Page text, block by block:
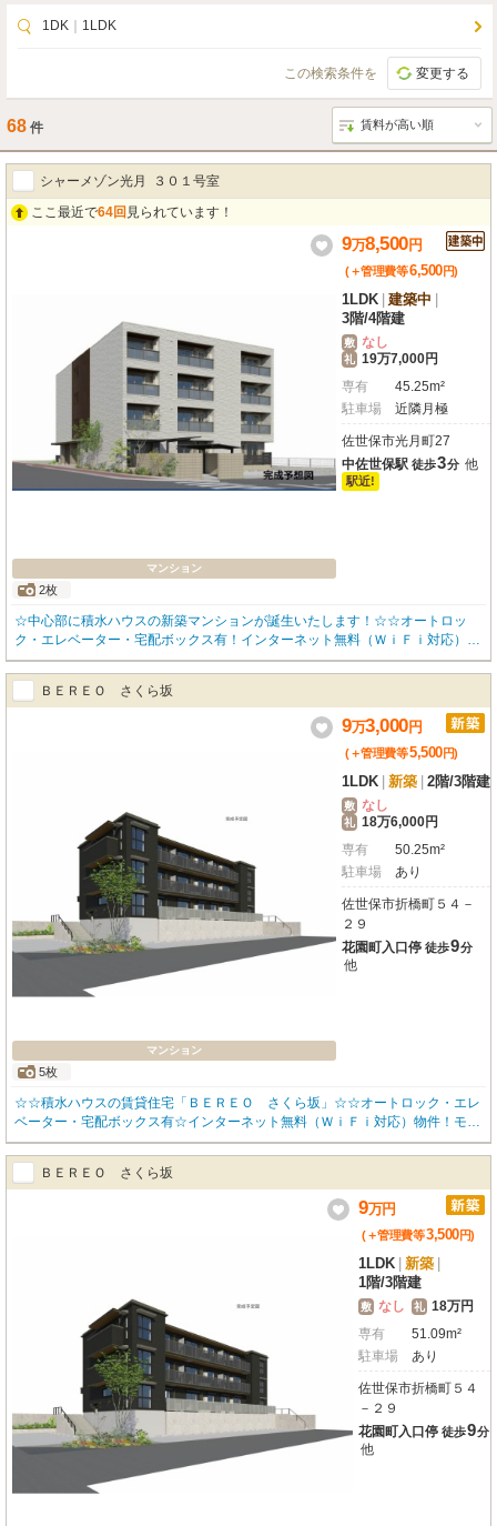
1DK 1LDK
この検索条件を 変更する
68 件
シャーメゾン光月 ３０１号室
ここ最近で64回 見られています！
マンション
2枚
9万8,500円
(＋管理費等6,500円)
1LDK 建築中
3階/4階建
敷 なし
礼 19万7,000円
専有
45.25m²
駐車場
近隣月極
佐世保市光月町27
中佐世保駅 徒歩3分 他
駅近!
☆中心部に積水ハウスの新築マンションが誕生いたします！☆☆オートロッ
ク・エレベーター・宅配ボックス有！インターネット無料（ＷｉＦｉ対応）物
件！モデム不要で初日からお使い頂けます♪ＺＥＨ住戸なので入居者様で太陽
光売電システムが利用可能。高遮音床「ＳＨＡＩＤＤ５５」採用♪遮熱断熱ペ
アガラス、浴室暖房乾燥機☆追い炊き機能付き☆☆駐輪場☆ペット可能です☆
☆お問い合わせはお気軽にみらいハウジングまで☆☆☆
ＢＥＲＥＯ さくら坂
マンション
5枚
9万3,000円
(＋管理費等5,500円)
1LDK 新築 2階/3階建
敷 なし
礼 18万6,000円
専有
50.25m²
駐車場
あり
佐世保市折橋町５４－
２９
花園町入口停 徒歩9分
他
☆☆積水ハウスの賃貸住宅「ＢＥＲＥＯ さくら坂」☆☆オートロック・エレ
ベーター・宅配ボックス有☆インターネット無料（ＷｉＦｉ対応）物件！モデ
ム不要で初日からお使い頂けます♪☆ＺＥＨ住戸なので入居者様で太陽光売電
システムが利用可能☆高遮音床「ＳＨＡＩＤＤ５５」採用♪遮熱断熱ペアガラ
ス、浴室暖房乾燥機、追い炊き給湯器付☆☆お問い合わせはお気軽にみらいハ
ＢＥＲＥＯ さくら坂
9万円
(＋管理費等3,500円)
1LDK 新築
1階/3階建
敷 なし 礼 18万円
専有
51.09m²
駐車場
あり
佐世保市折橋町５４
－２９
花園町入口停 徒歩9分
他